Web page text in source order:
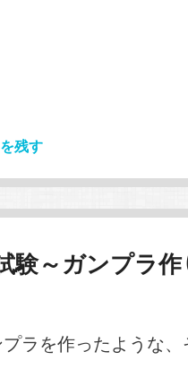
残す
験～ガンプラ
ラを作ったような